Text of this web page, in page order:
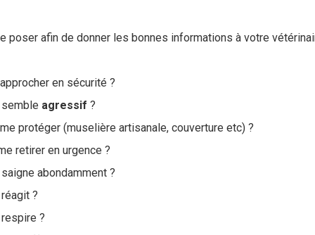
poser afin de donner les bonnes informations à votre
en sécurité ?
agressif ?
protéger (muselière artisanale, couverture etc) ?
retirer en urgence ?
abondamment ?
?
?